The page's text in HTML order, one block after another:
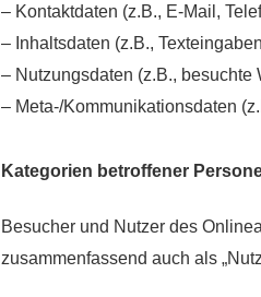
– Kontaktdaten (z.B., E-Mail,
– Inhaltsdaten (z.B.,
– Nutzungsdaten (z.B., besuchte
– Meta-/Kommunikationsdaten
Kategorien betroffener
Besucher und Nutzer des
zusammenfassend auch als